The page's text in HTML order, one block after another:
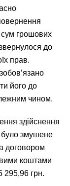
сум грошових
до
прав.
його до
чином.
здійснення
було змушене
договором
коштами
295,96 грн.